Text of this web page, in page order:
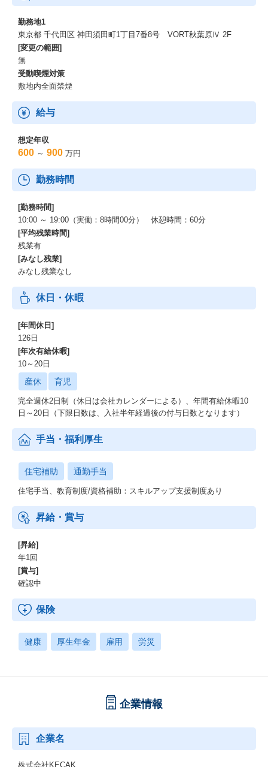
勤務地1
東京都 千代田区 神田須田町1丁目7番8号 VORT秋葉原Ⅳ 2F
[変更の範囲]
無
受動喫煙対策
敷地内全面禁煙
給与
想定年収
600 ～ 900 万円
勤務時間
[勤務時間]
10:00 ～ 19:00（実働：8時間00分） 休憩時間：60分
[平均残業時間]
残業有
[みなし残業]
みなし残業なし
休日・休暇
[年間休日]
126日
[年次有給休暇]
10～20日
産休 育児
完全週休2日制（休日は会社カレンダーによる）、年間有給休暇10
日～20日（下限日数は、入社半年経過後の付与日数となります）
手当・福利厚生
住宅補助 通勤手当
住宅手当、教育制度/資格補助：スキルアップ支援制度あり
昇給・賞与
[昇給]
年1回
[賞与]
確認中
保険
健康 厚生年金 雇用 労災
企業情報
企業名
株式会社KECAK